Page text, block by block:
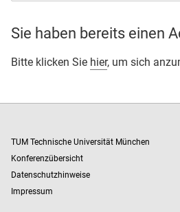
Sie haben bereits einen
Bitte klicken Sie hier, um sich
TUM Technische Universität München
Konferenzübersicht
Datenschutzhinweise
Impressum